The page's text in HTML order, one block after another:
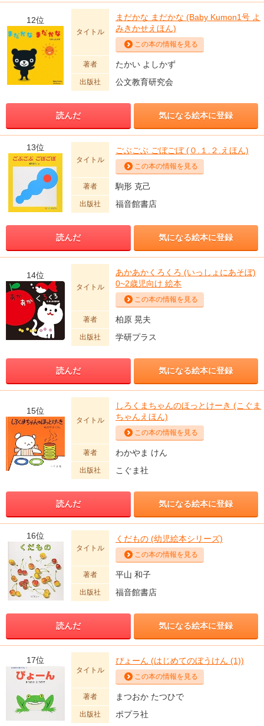
12位
タイトル
まだかな まだかな (Baby Kumon1号 よ
みきかせえほん)
この本の情報を見る
著者 たかい よしかず
出版社 公文教育研究会
読んだ 気になる絵本に登録
13位
タイトル
ごぶごぶ ごぼごぼ (０.１.２.えほん)
この本の情報を見る
著者 駒形 克己
出版社 福音館書店
読んだ 気になる絵本に登録
14位
タイトル
あかあかくろくろ (いっしょにあそぼ)
0~2歳児向け 絵本
この本の情報を見る
著者 柏原 晃夫
出版社 学研プラス
読んだ 気になる絵本に登録
15位
タイトル
しろくまちゃんのほっとけーき (こぐま
ちゃんえほん)
この本の情報を見る
著者 わかやま けん
出版社 こぐま社
読んだ 気になる絵本に登録
16位
タイトル
くだもの (幼児絵本シリーズ)
この本の情報を見る
著者 平山 和子
出版社 福音館書店
読んだ 気になる絵本に登録
17位
タイトル
ぴょーん (はじめてのぼうけん (1))
この本の情報を見る
著者 まつおか たつひで
出版社 ポプラ社